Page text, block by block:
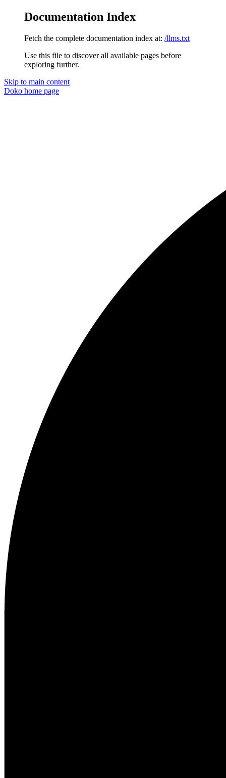
Documentation Index
Fetch the complete documentation index at: /llms.txt
Use this file to discover all available pages before
exploring further.
Skip to main content
Doko home page